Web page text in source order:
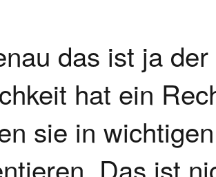
das ist ja
hat ein
sie in
Das ist